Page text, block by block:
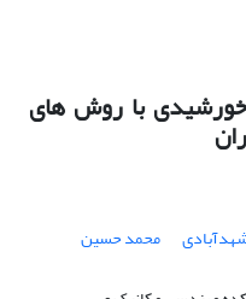
با روش های
محمد حسین